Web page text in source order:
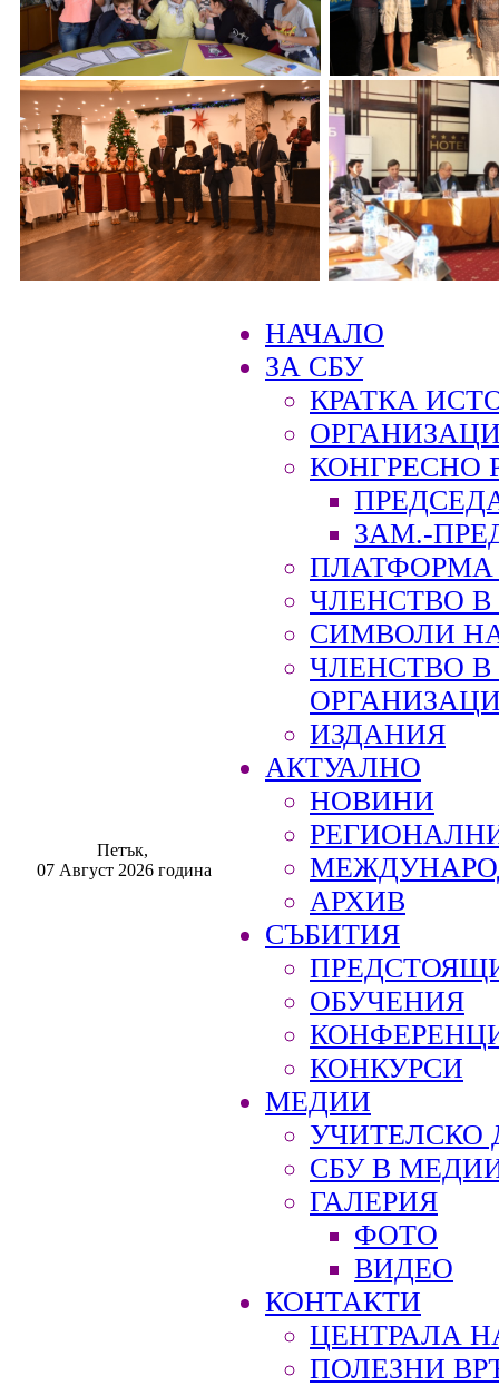
Петък,
07 Август 2026 година
НАЧАЛО
ЗА СБУ
КРАТКА
КОНГРЕСНО
ЗАМ.-
ПЛАТФОРМА
ЧЛЕНСТВО В
СИМВОЛИ
ЧЛЕНСТВО
ИЗДАНИЯ
АКТУАЛНО
НОВИНИ
АРХИВ
СЪБИТИЯ
ОБУЧЕНИЯ
КОНКУРСИ
МЕДИИ
УЧИТЕЛСКО
СБУ В
ГАЛЕРИЯ
ФОТО
ВИДЕО
КОНТАКТИ
ЦЕНТРАЛА
ПОЛЕЗНИ